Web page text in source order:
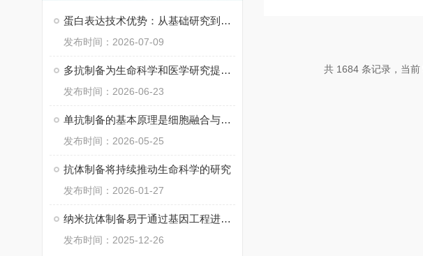
蛋白表达技术优势：从基础研究到产业应用
发布时间：2026-07-09
多抗制备为生命科学和医学研究提供了持续支持
发布时间：2026-06-23
单抗制备的基本原理是细胞融合与筛选
发布时间：2026-05-25
抗体制备将持续推动生命科学的研究
发布时间：2026-01-27
纳米抗体制备易于通过基因工程进行改造和表达
发布时间：2025-12-26
共 1684 条记录，当